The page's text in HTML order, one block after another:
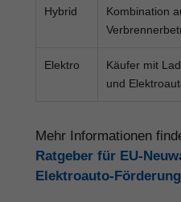
Hybrid
Kombination
Elektro
Käufer mit
und
Mehr Informationen
Ratgeber für EU-
Elektroauto-Förderung